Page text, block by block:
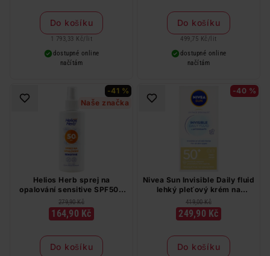
Do košíku
1 793,33 Kč/ lit
dostupné online
načítám
Do košíku
499,75 Kč / lit
dostupné online
načítám
-41 %
Naše značka
Helios Herb sprej na
opalování sensitive SPF50+
200 ml
279,90 Kč
164,90 Kč
Do košíku
-40 %
Nivea Sun Invisible Daily fluid
lehký pleťový krém na
opalování OF 50+ 40 ml
419,00 Kč
249,90 Kč
Do košíku